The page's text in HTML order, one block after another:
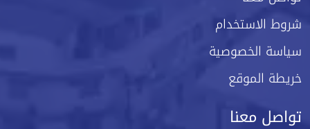
شروط الاستخدام
سياسة الخصوصية
خريطة الموقع
تواصل معنا